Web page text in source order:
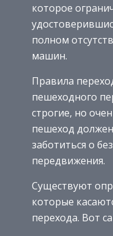
которое
полном
машин.
Правила
пешеходного
строгие, но
пешеход
заботиться о
передвижения.
Существуют
которые
перехода. Вот